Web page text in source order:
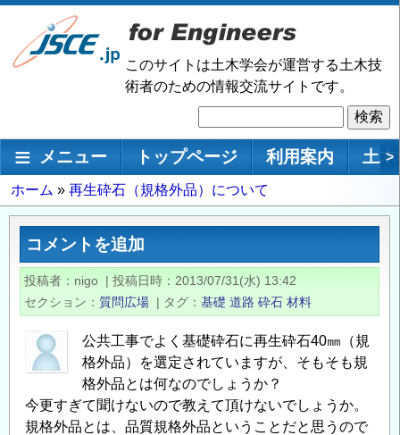
メ
ン
移
このサイトは土木学会が運営する土木技
術者のための情報交流サイトです。
索
メインナビゲーション
メニュー トップページ 利用案内 土 >
パ
ン
ず
ホーム 再生砕石（規格外品）について
コメントを追加
投稿者 nigo | 投稿日時
2013/07/31(水) 13:42
セクション
質問広場 | タグ 基礎 道路 砕石 材料
公共工事でよく基礎砕石に再生砕石40㎜（規
格外品）を選定されていますが、そもそも規
格外品とは何なのでしょうか？
今更すぎて聞けないので教えて頂けないでしょうか。
規格外品とは、品質規格外品ということだと思うので